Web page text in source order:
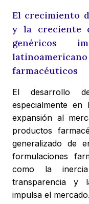
El crecimiento
y la creciente
genéricos
farmacéuticos
El desarrollo
especialmente en
expansión al
productos
generalizado de
formulaciones
como la
transparencia y
impulsa el mercado.